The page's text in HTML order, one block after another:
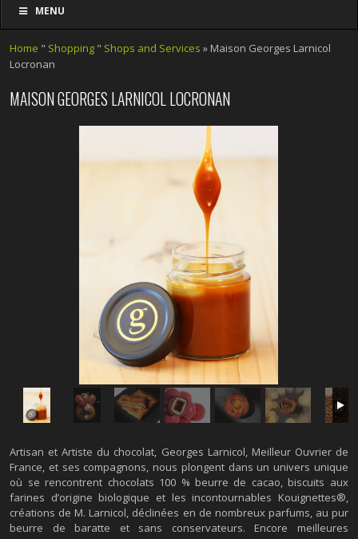
MENU
Home " Shopping " Shops and Services » Maison Georges Larnicol
Locronan
MAISON GEORGES LARNICOL LOCRONAN
Artisan et Artiste du chocolat, Georges Larnicol, Meilleur Ouvrier de
France, et ses compagnons, nous plongent dans un univers unique
où se rencontrent chocolats 100 % beurre de cacao, biscuits aux
farines d’origine biologique et les incontournables Kouignettes®,
créations de M. Larnicol, déclinées en de nombreux parfums, au pur
beurre de baratte et sans conservateurs. Encore meilleures